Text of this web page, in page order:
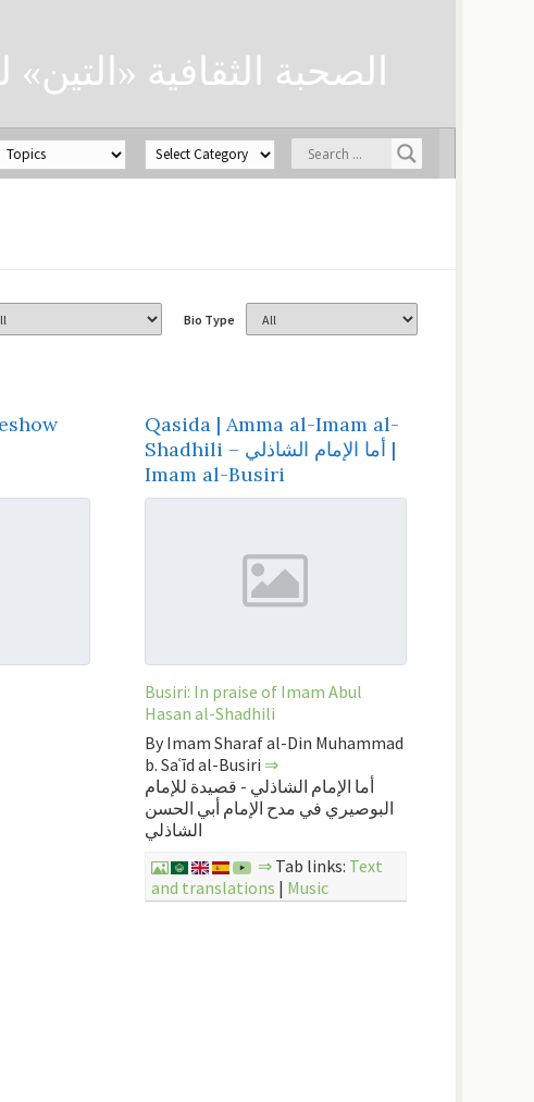
الصحبة الثقافية
Bio Type
Qasida | Amma al-Imam al-
Shadhili – أما الإمام الشاذلي |
Imam al-Busiri
Busiri: In praise of Imam Abul
Hasan al-Shadhili
By Imam Sharaf al-Din Muhammad
b. Saʿīd al-Busiri ⇒
أما الإمام الشاذلي - قصيدة للإمام
البوصيري في مدح الإمام أبي الحسن
الشاذلي
⇒ Tab links: Text
and translations | Music